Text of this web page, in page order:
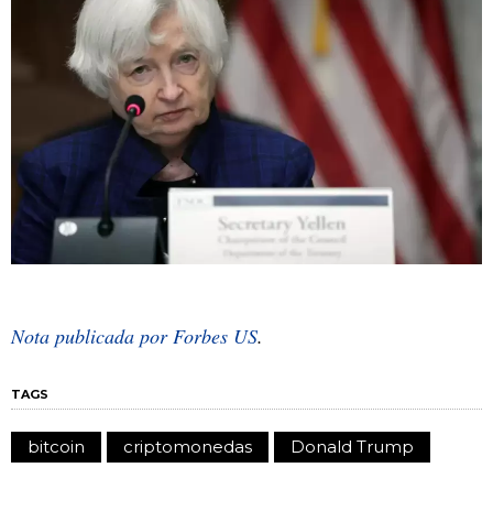
Nota publicada por Forbes US.
TAGS
bitcoin criptomonedas Donald Trump